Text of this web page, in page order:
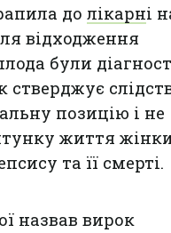
до лікарні
відходження
були
стверджує
позицію і не
життя
та її смерті.
назвав вирок